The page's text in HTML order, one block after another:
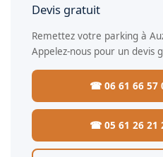
Devis gratuit
Remettez votre parking à
Appelez-nous pour un devis
☎ 06 61 66 57
☎ 05 61 26 21